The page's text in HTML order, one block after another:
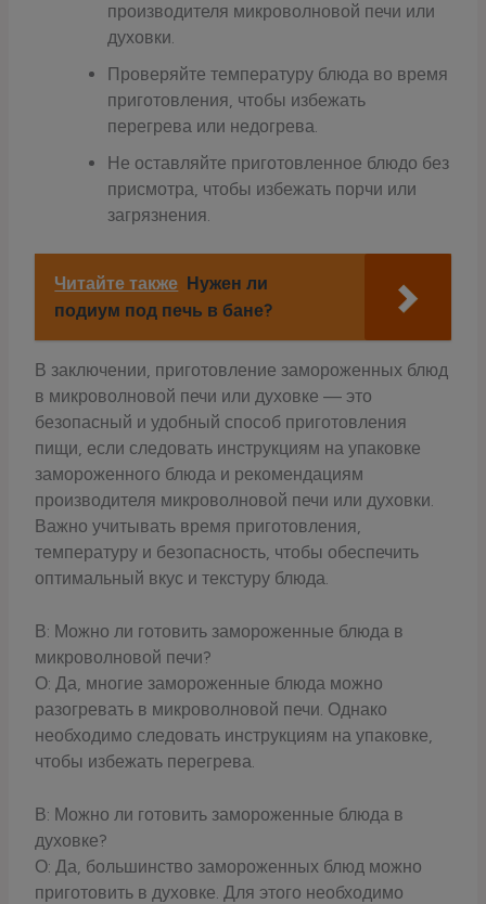
производителя микроволновой печи или
духовки.
Проверяйте температуру блюда во время
приготовления, чтобы избежать
перегрева или недогрева.
Не оставляйте приготовленное блюдо без
присмотра, чтобы избежать порчи или
загрязнения.
Читайте также Нужен ли
подиум под печь в бане?
В заключении, приготовление замороженных блюд
в микроволновой печи или духовке — это
безопасный и удобный способ приготовления
пищи, если следовать инструкциям на упаковке
замороженного блюда и рекомендациям
производителя микроволновой печи или духовки.
Важно учитывать время приготовления,
температуру и безопасность, чтобы обеспечить
оптимальный вкус и текстуру блюда.
В: Можно ли готовить замороженные блюда в
микроволновой печи?
О: Да, многие замороженные блюда можно
разогревать в микроволновой печи. Однако
необходимо следовать инструкциям на упаковке,
чтобы избежать перегрева.
В: Можно ли готовить замороженные блюда в
духовке?
О: Да, большинство замороженных блюд можно
приготовить в духовке. Для этого необходимо